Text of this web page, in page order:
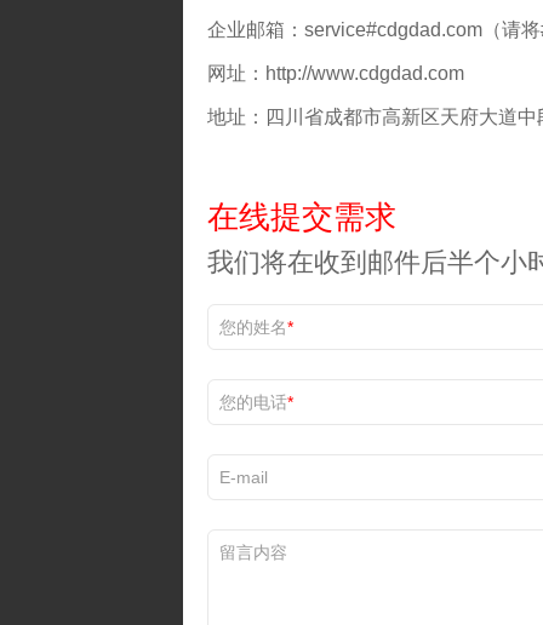
企业邮箱： service#cdgdad.com （请
网址： http://www.cdgdad.com
地址：四川省成都市高新区天府大道
在线提交需求
我们将在收到邮件后半个小
您的姓名*
您的电话*
E-mail
留言内容